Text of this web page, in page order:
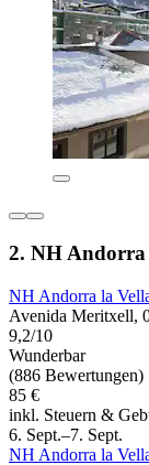
2. NH Andorra
NH Andorra la
Avenida Meritxell,
9,2/10
Wunderbar
(886 Bewertungen)
85 €
inkl. Steuern &
6. Sept.–7. Sept.
NH Andorra la